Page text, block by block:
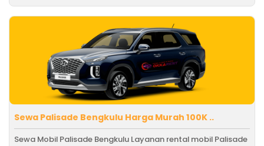
Sewa Palisade Bengkulu Harga Murah 100K ..
Sewa Mobil Palisade Bengkulu Layanan rental mobil Palisade